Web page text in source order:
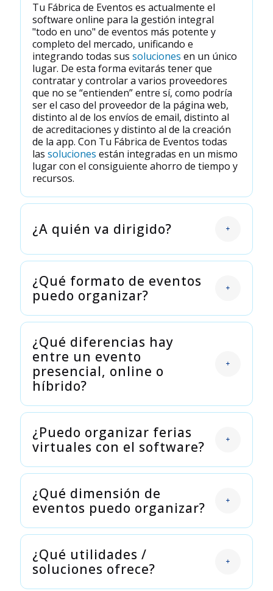
Tu Fábrica de Eventos es actualmente el
software online para la gestión integral
"todo en uno" de eventos más potente y
completo del mercado, unificando e
integrando todas sus soluciones en un único
lugar. De esta forma evitarás tener que
contratar y controlar a varios proveedores
que no se “entienden” entre sí, como podría
ser el caso del proveedor de la página web,
distinto al de los envíos de email, distinto al
de acreditaciones y distinto al de la creación
de la app. Con Tu Fábrica de Eventos todas
las soluciones están integradas en un mismo
lugar con el consiguiente ahorro de tiempo y
recursos.
¿A quién va dirigido?
¿Qué formato de eventos
puedo organizar?
¿Qué diferencias hay
entre un evento
presencial, online o
híbrido?
¿Puedo organizar ferias
virtuales con el software?
¿Qué dimensión de
eventos puedo organizar?
¿Qué utilidades /
soluciones ofrece?